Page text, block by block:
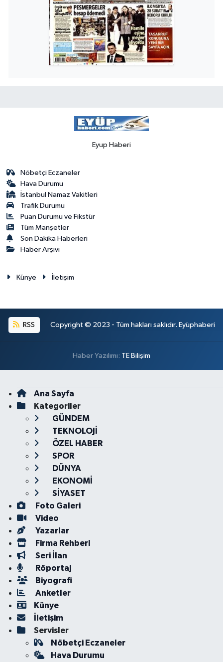
Eyup Haberi
Nöbetçi Eczaneler
Hava Durumu
İstanbul Namaz Vakitleri
Trafik Durumu
Puan Durumu ve Fikstür
Tüm Manşetler
Son Dakika Haberleri
Haber Arşivi
Künye İletişim
RSS Copyright © 2023 - Tüm hakları saklıdır. Eyüphaberi
Haber Yazılımı: TE Bilişim
Ana Sayfa
Kategoriler
GÜNDEM
TEKNOLOJİ
ÖZEL HABER
SPOR
DÜNYA
EKONOMİ
SİYASET
Foto Galeri
Video
Yazarlar
Firma Rehberi
Seri İlan
Röportaj
Biyografi
Anketler
Künye
İletişim
Servisler
Nöbetçi Eczaneler
Hava Durumu